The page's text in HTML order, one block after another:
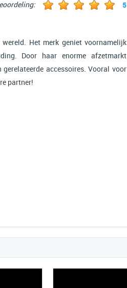
5
Het merk geniet voornamelijk
Door haar enorme afzetmarkt
accessoires. Vooral voor
partner!